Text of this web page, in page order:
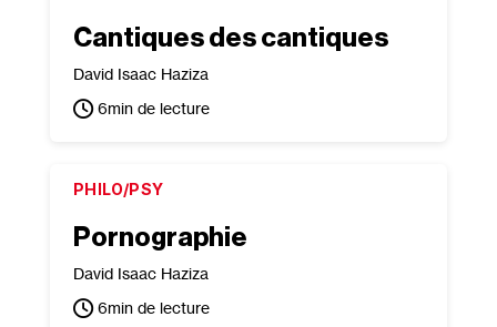
Cantiques des cantiques
David Isaac Haziza
6min de lecture
PHILO/PSY
Pornographie
David Isaac Haziza
6min de lecture